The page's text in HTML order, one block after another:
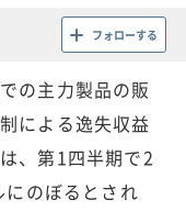
フォローする
の主力製品の販
による逸失収益
、第1四半期で2
のぼるとされ